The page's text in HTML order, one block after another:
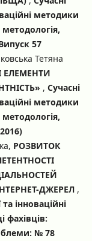
методики
методологія,
57
Тетяна
ЕЛЕМЕНТИ
, Сучасні
методики
методологія,
РОЗВИТОК
ДЖЕРЕЛ ,
інноваційні
фахівців:
№ 78